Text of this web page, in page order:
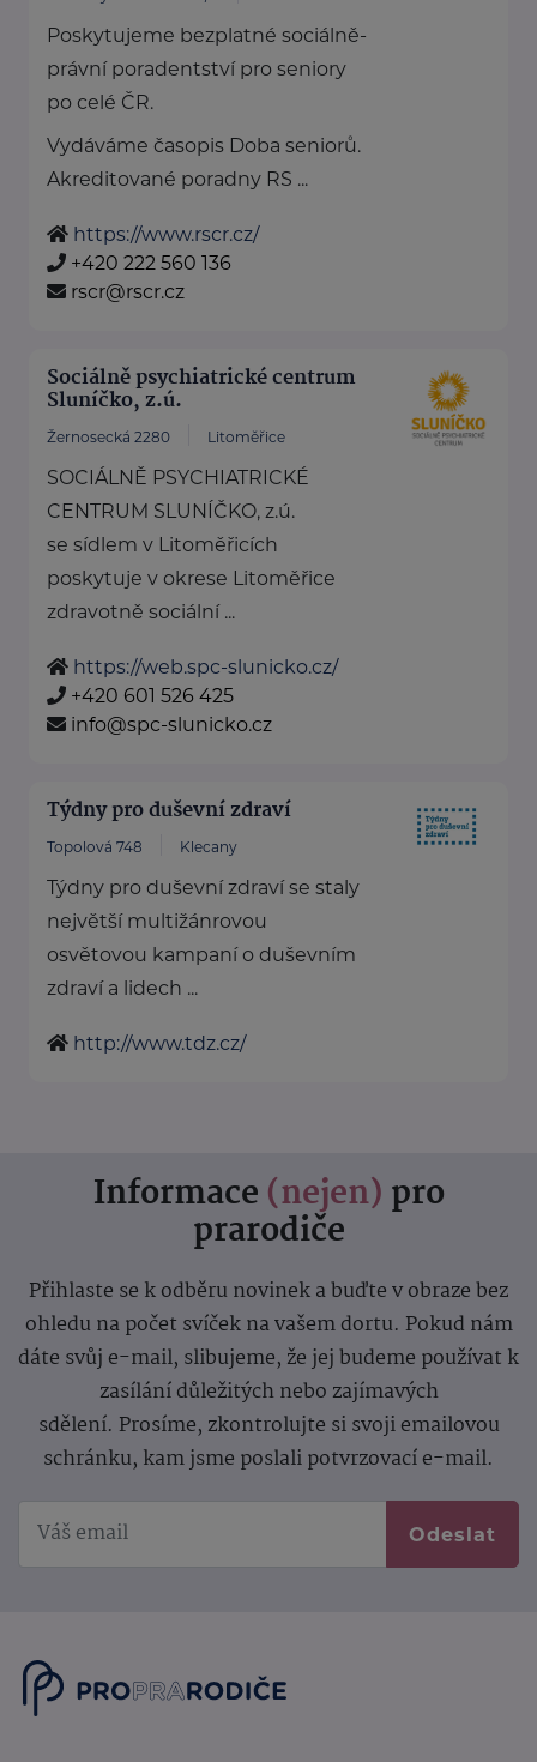
Poskytujeme bezplatné sociálně-
právní poradentství pro seniory
po celé ČR.
Vydáváme časopis Doba seniorů.
Akreditované poradny RS ...
https://www.rscr.cz/
+420 222 560 136
rscr@rscr.cz
Sociálně psychiatrické centrum
Sluníčko, z.ú.
Žernosecká 2280 Litoměřice
SOCIÁLNĚ PSYCHIATRICKÉ
CENTRUM SLUNÍČKO, z.ú.
se sídlem v Litoměřicích
poskytuje v okrese Litoměřice
zdravotně sociální ...
https://web.spc-slunicko.cz/
+420 601 526 425
info@spc-slunicko.cz
Týdny pro duševní zdraví
Topolová 748 Klecany
Týdny pro duševní zdraví se staly
největší multižánrovou
osvětovou kampaní o duševním
zdraví a lidech ...
http://www.tdz.cz/
Informace (nejen) pro
prarodiče
Přihlaste se k odběru novinek a buďte v obraze bez
ohledu na počet svíček na vašem dortu. Pokud nám
dáte svůj e-mail, slibujeme, že jej budeme používat k
zasílání důležitých nebo zajímavých
sdělení. Prosíme, zkontrolujte si svoji emailovou
schránku, kam jsme poslali potvrzovací e-mail.
Odeslat